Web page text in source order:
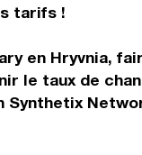
tarifs !
en Hryvnia,
le taux de